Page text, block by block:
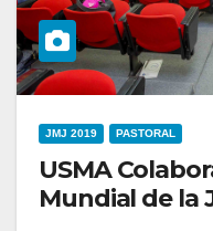
JMJ 2019 PASTORAL
USMA
Mundial de la